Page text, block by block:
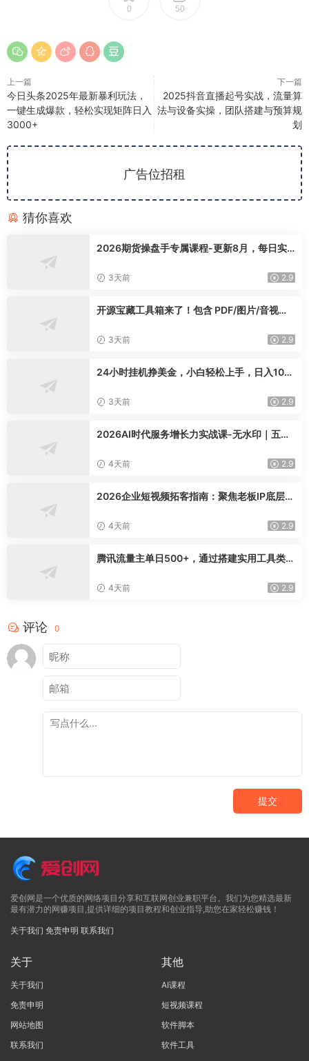
0 50
上一篇
今日头条2025年最新暴利玩法，
一键生成爆款，轻松实现矩阵日入
3000+
下一篇
2025抖音直播起号实战，流量算
法与设备实操，团队搭建与预算规
划
广告位招租
猜你喜欢
2026期货操盘手专属课程-更新8月，每日实
3天前 2.9
开源宝藏工具箱来了！包含 PDF/图片/音视频/
knit-desktop
3天前 2.9
24小时挂机挣美金，小白轻松上手，日入100
3天前 2.9
2026AI时代服务增长力实战课-无水印｜五力
卷实现长效业绩增长
4天前 2.9
2026企业短视频拓客指南：聚焦老板IP底层逻
交完整获客链路
4天前 2.9
腾讯流量主单日500+，通过搭建实用工具类小
4天前 2.9
评论 0
提交
爱创网是一个优质的网络项目分享和互联网创业兼职平台。我们为您精选最新
最有潜力的网赚项目,提供详细的项目教程和创业指导,助您在家轻松赚钱！
关于我们 免责申明 联系我们
关于
关于我们
免责申明
网站地图
联系我们
其他
AI课程
短视频课程
软件脚本
软件工具